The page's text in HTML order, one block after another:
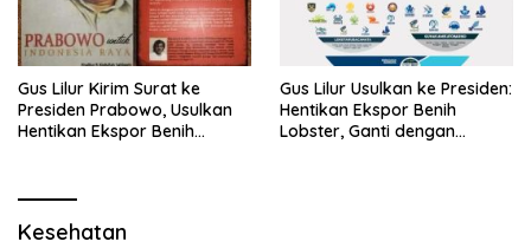
Gus Lilur Kirim Surat ke
Presiden Prabowo, Usulkan
Hentikan Ekspor Benih
Gus Lilur Usulkan ke Presiden:
Hentikan Ekspor Benih
Lobster, Ganti dengan
Kesehatan